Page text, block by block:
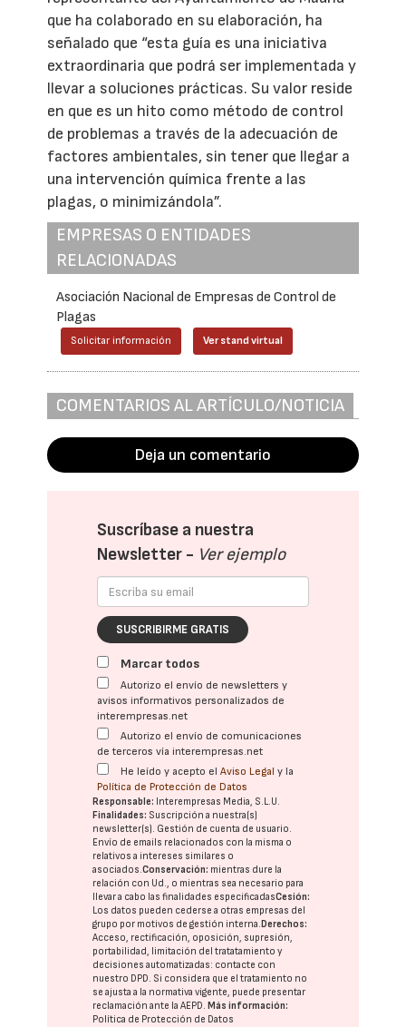
que ha colaborado en su elaboración, ha
señalado que “esta guía es una iniciativa
extraordinaria que podrá ser implementada y
llevar a soluciones prácticas. Su valor reside
en que es un hito como método de control
de problemas a través de la adecuación de
factores ambientales, sin tener que llegar a
una intervención química frente a las
plagas, o minimizándola”.
EMPRESAS O ENTIDADES
RELACIONADAS
Asociación Nacional de Empresas de Control de
Plagas
Solicitar información Ver stand virtual
COMENTARIOS AL ARTÍCULO/NOTICIA
Deja un comentario
Suscríbase a nuestra
Newsletter - Ver ejemplo
SUSCRIBIRME GRATIS
Marcar todos
Autorizo el envío de newsletters y
avisos informativos personalizados de
interempresas.net
Autorizo el envío de comunicaciones
de terceros vía interempresas.net
He leído y acepto elAviso Legal y la
Política de Protección de Datos
Responsable: Interempresas Media, S.L.U.
Finalidades: Suscripción a nuestra(s)
newsletter(s). Gestión de cuenta de usuario.
Envío de emails relacionados con la misma o
relativos a intereses similares o
asociados.Conservación: mientras dure la
relación con Ud., o mientras sea necesario para
llevar a cabo las finalidades especificadasCesión:
Los datos pueden cederse a otras empresas del
grupo por motivos de gestión interna. Derechos:
Acceso, rectificación, oposición, supresión,
portabilidad, limitación del tratatamiento y
decisiones automatizadas: contacte con
nuestro DPD. Si considera que el tratamiento no
se ajusta a la normativa vigente, puede presentar
reclamación ante laAEPD. Más información:
Política de Protección de Datos